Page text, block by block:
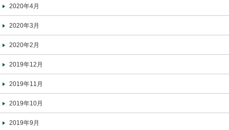
2020年4月
2020年3月
2020年2月
2019年12月
2019年11月
2019年10月
2019年9月